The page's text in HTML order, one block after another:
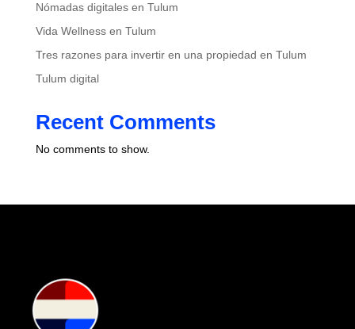
Nómadas digitales en Tulum
Vida Wellness en Tulum
Tres razones para invertir en una propiedad en Tulum
Tulum digital
Recent Comments
No comments to show.